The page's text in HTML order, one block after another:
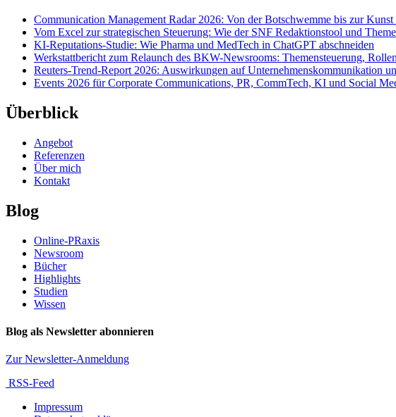
Communication Management Radar 2026: Von der Botschwemme bis zur Kunst
Vom Excel zur strategischen Steuerung: Wie der SNF Redaktionstool und
KI-Reputations-Studie: Wie Pharma und MedTech in ChatGPT abschneiden
Werkstattbericht zum Relaunch des BKW-Newsrooms: Themensteuerung,
Reuters-Trend-Report 2026: Auswirkungen auf Unternehmenskommunikation
Events 2026 für Corporate Communications, PR, CommTech, KI und Social
Überblick
Angebot
Referenzen
Über mich
Kontakt
Blog
Online-PRaxis
Newsroom
Bücher
Highlights
Studien
Wissen
Blog als Newsletter abonnieren
Zur Newsletter-Anmeldung
RSS-Feed
Impressum